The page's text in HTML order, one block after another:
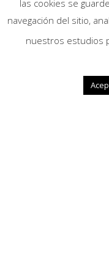
las cookies se
navegación del sitio,
nuestros estudios
¿En